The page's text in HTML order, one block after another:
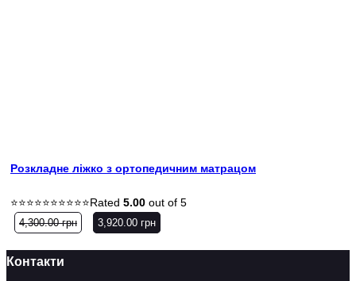
Розкладне ліжко з ортопедичним матрацом
Rated 5.00 out of 5
4,300.00грн 3,920.00 грн
Контакти